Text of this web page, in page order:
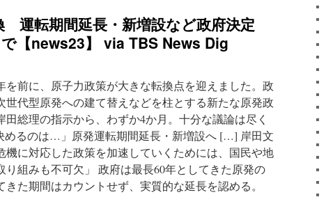
請
求
via
新
聞
め
説
明
る
準
備
を」
と
指
示
via
テ
と
産
「事
前
調
整」
原
発
運
転
延
運転期間延長・新増設など政府決定
【news23】 via TBS News Dig
を前に、原子力政策が大きな転換点を迎えました。政
世代型原発への建て替えなどを柱とする新たな原発政
総理の指示から、わずか4か月。十分な議論は尽く
めるのは…」原発運転期間延長・新増設へ […] 岸田文
に対応した政策を加速していくためには、国民や地
組みも不可欠」 政府は最長60年としてきた原発の
た期間はカウントせず、実質的な延長を認める。